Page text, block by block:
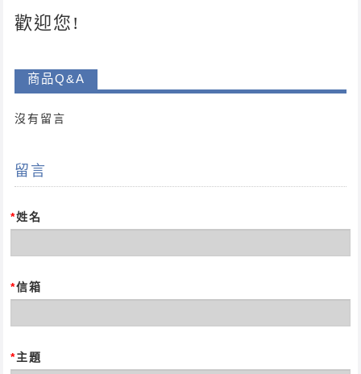
歡迎您!
商品Q&A
沒有留言
留言
*姓名
*信箱
*主題